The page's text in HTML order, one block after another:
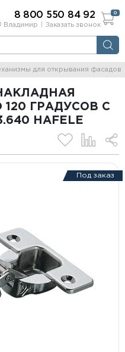
Владимир Заказать звонок
8 800 550 84 92 0
для открывания фасадов
120 ГРАДУСОВ С
HAFELE
Под заказ